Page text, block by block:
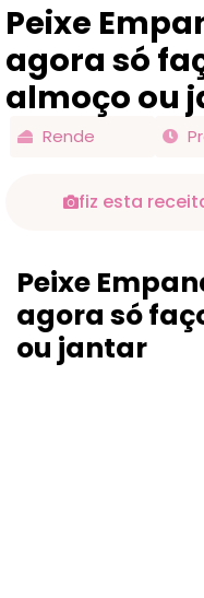
Peixe
agora só
almoço ou
Rende
fiz esta
Peixe
agora só
ou jantar